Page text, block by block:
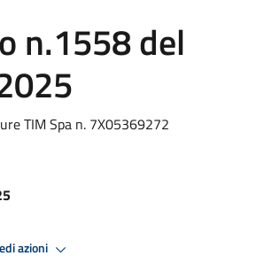
n.1558 del
TIM Spa n. 7X05369272
azioni